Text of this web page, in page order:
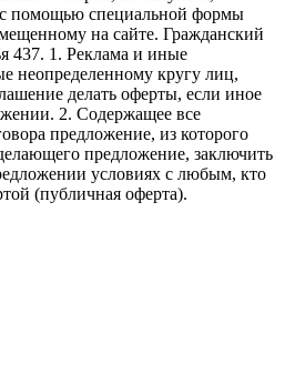
помощью специальной формы
на сайте. Гражданский
437. 1. Реклама и иные
неопределенному кругу лиц,
делать оферты, если иное
2. Содержащее все
предложение, из которого
предложение, заключить
условиях с любым, кто
(публичная оферта).